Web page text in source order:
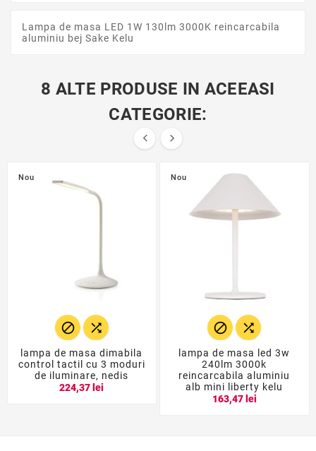
Lampa de masa LED 1W 130lm 3000K reincarcabila
aluminiu bej Sake Kelu
8 ALTE PRODUSE IN ACEEASI
CATEGORIE:
 
Nou
 
lampa de masa dimabila
control tactil cu 3 moduri
de iluminare, nedis
224,37 lei
Nou
 
lampa de masa led 3w
240lm 3000k
reincarcabila aluminiu
alb mini liberty kelu
163,47 lei